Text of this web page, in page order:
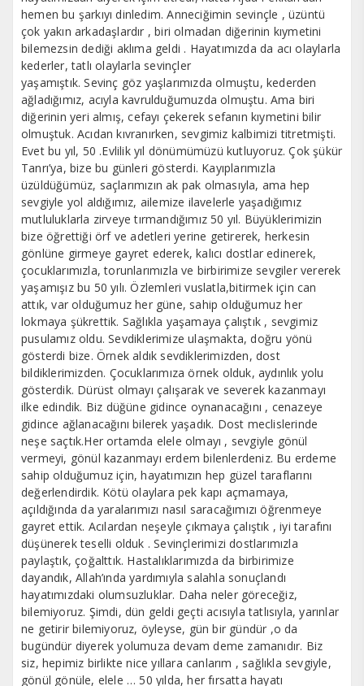
hemen bu şarkıyı dinledim. Anneciğimin sevinçle , üzüntü
çok yakın arkadaşlardır , biri olmadan diğerinin kıymetini
bilemezsin dediği aklıma geldi . Hayatımızda da acı olaylarla
kederler, tatlı olaylarla sevinçler
yaşamıştık. Sevinç göz yaşlarımızda olmuştu, kederden
ağladığımız, acıyla kavrulduğumuzda olmuştu. Ama biri
diğerinin yeri almış, cefayı çekerek sefanın kıymetini bilir
olmuştuk. Acıdan kıvranırken, sevgimiz kalbimizi titretmişti.
Evet bu yıl, 50 .Evlilik yıl dönümümüzü kutluyoruz. Çok şükür
Tanrı’ya, bize bu günleri gösterdi. Kayıplarımızla
üzüldüğümüz, saçlarımızın ak pak olmasıyla, ama hep
sevgiyle yol aldığımız, ailemize ilavelerle yaşadığımız
mutluluklarla zirveye tırmandığımız 50 yıl. Büyüklerimizin
bize öğrettiği örf ve adetleri yerine getirerek, herkesin
gönlüne girmeye gayret ederek, kalıcı dostlar edinerek,
çocuklarımızla, torunlarımızla ve birbirimize sevgiler vererek
yaşamışız bu 50 yılı. Özlemleri vuslatla,bitirmek için can
attık, var olduğumuz her güne, sahip olduğumuz her
lokmaya şükrettik. Sağlıkla yaşamaya çalıştık , sevgimiz
pusulamız oldu. Sevdiklerimize ulaşmakta, doğru yönü
gösterdi bize. Örnek aldık sevdiklerimizden, dost
bildiklerimizden. Çocuklarımıza örnek olduk, aydınlık yolu
gösterdik. Dürüst olmayı çalışarak ve severek kazanmayı
ilke edindik. Biz düğüne gidince oynanacağını , cenazeye
gidince ağlanacağını bilerek yaşadık. Dost meclislerinde
neşe saçtık.Her ortamda elele olmayı , sevgiyle gönül
vermeyi, gönül kazanmayı erdem bilenlerdeniz. Bu erdeme
sahip olduğumuz için, hayatımızın hep güzel taraflarını
değerlendirdik. Kötü olaylara pek kapı açmamaya,
açıldığında da yaralarımızı nasıl saracağımızı öğrenmeye
gayret ettik. Acılardan neşeyle çıkmaya çalıştık , iyi tarafını
düşünerek teselli olduk . Sevinçlerimizi dostlarımızla
paylaştık, çoğalttık. Hastalıklarımızda da birbirimize
dayandık, Allah’ında yardımıyla salahla sonuçlandı
hayatımızdaki olumsuzluklar. Daha neler göreceğiz,
bilemiyoruz. Şimdi, dün geldi geçti acısıyla tatlısıyla, yarınlar
ne getirir bilemiyoruz, öyleyse, gün bir gündür ,o da
bugündür diyerek yolumuza devam deme zamanıdır. Biz
siz, hepimiz birlikte nice yıllara canlarım , sağlıkla sevgiyle,
gönül gönüle, elele … 50 yılda, her fırsatta hayatı